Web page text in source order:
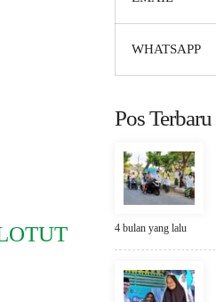
WHATSAPP
Pos Terbaru
4 bulan yang lalu